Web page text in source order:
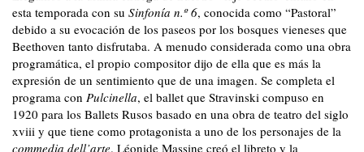
esta temporada con su Sinfonía n.º 6, conocida como “Pastoral”
debido a su evocación de los paseos por los bosques vieneses que
Beethoven tanto disfrutaba. A menudo considerada como una obra
programática, el propio compositor dijo de ella que es más la
expresión de un sentimiento que de una imagen. Se completa el
programa con Pulcinella, el ballet que Stravinski compuso en
1920 para los Ballets Rusos basado en una obra de teatro del siglo
xviii y que tiene como protagonista a uno de los personajes de la
commedia dell’arte. Léonide Massine creó el libreto y la